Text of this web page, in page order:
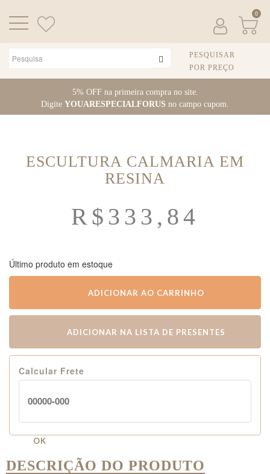
o
5% OFF na primeira compra no site.
Digite YOUARESPECIALFORUS no campo cupom.
0
PESQUISAR
POR PREÇO
ESCULTURA CALMARIA EM
RESINA
R$ 333,84
Último produto em estoque
ADICIONAR AO CARRINHO
ADICIONAR NA LISTA DE PRESENTES
Calcular Frete
OK
DESCRIÇÃO DO PRODUTO